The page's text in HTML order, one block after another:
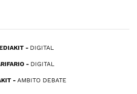
DIGITAL
DIGITAL
AMBITO DEBATE